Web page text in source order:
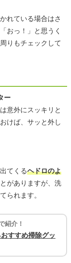
れている場合はさ
おっ！」と思うく
りもチェックして
ー
意外にスッキリと
けば、サッと外し
てくるヘドロのよ
がありますが、洗
られます。
紹介！
すすめ掃除グッ